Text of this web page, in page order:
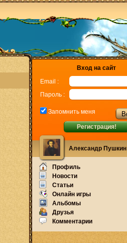
Вход на сайт
Email :
Пароль :
Запомнить меня
Регистрация!
Александр Пушкин
Профиль
Новости
Статьи
Онлайн игры
Альбомы
Друзья
Комментарии